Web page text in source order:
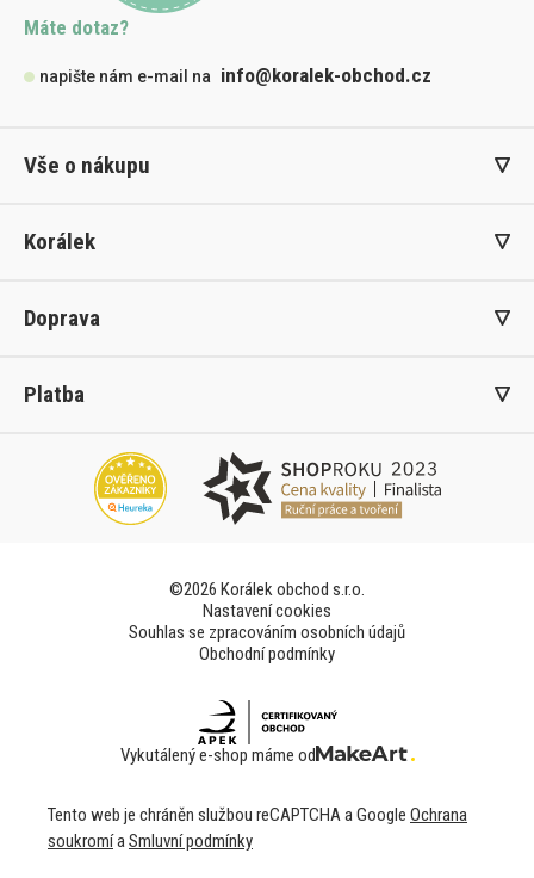
Máte dotaz?
napište nám e-mail na info@koralek-obchod.cz
Vše o nákupu
Korálek
Doprava
Platba
©2026 Korálek obchod s.r.o.
Nastavení cookies
Souhlas se zpracováním osobních údajů
Obchodní podmínky
Vykutálený e-shop máme od
Tento web je chráněn službou reCAPTCHA a Google Ochrana
soukromía Smluvní podmínky